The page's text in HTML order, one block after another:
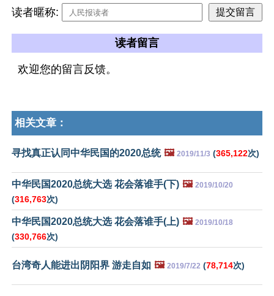
读者暱称:
读者留言
欢迎您的留言反馈。
相关文章：
寻找真正认同中华民国的2020总统 🖼️ 2019/11/3 (365,122次)
中华民国2020总统大选 花会落谁手(下) 🖼️ 2019/10/20
(316,763次)
中华民国2020总统大选 花会落谁手(上) 🖼️ 2019/10/18
(330,766次)
台湾奇人能进出阴阳界 游走自如 🖼️ 2019/7/22 (78,714次)